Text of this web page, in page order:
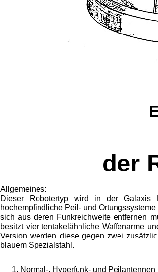
der
Allgemeines:
Dieser Robotertyp wird in der Galaxis
hochempfindliche Peil- und
sich aus deren Funkreichweite entfernen
besitzt vier tentakel­ähnliche Waffenarme
Version wer­den diese gegen zwei
blauem Spezialstahl.
Normal-, Hyperfunk- und Peilantennen